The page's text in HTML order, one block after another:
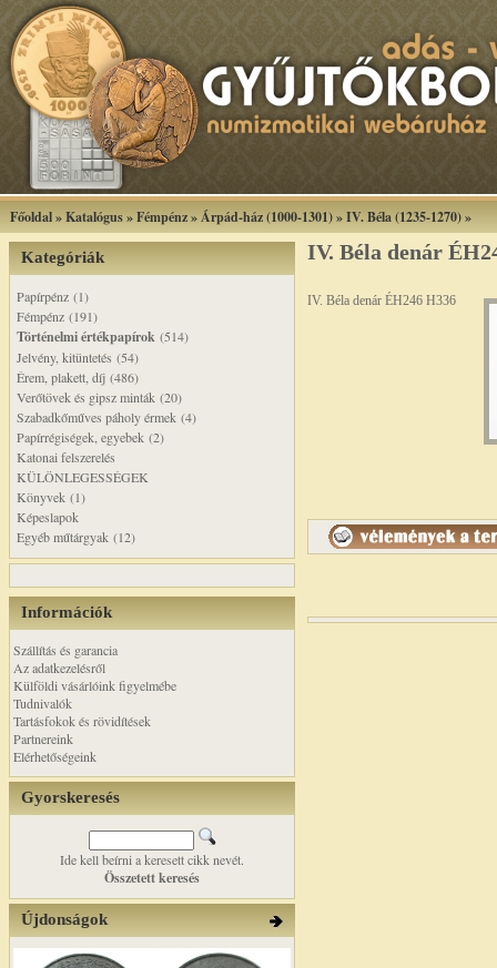
Főoldal»Katalógus»Fémpénz»Árpád-ház (1000-1301)»IV. Béla (1235-1270)»
Kategóriák
Papírpénz (1)
Fémpénz (191)
Történelmi értékpapírok (514)
Jelvény, kitüntetés (54)
Érem, plakett, díj (486)
Verőtövek és gipsz minták (20)
Szabadkőműves páholy érmek (4)
Papírrégiségek, egyebek (2)
Katonai felszerelés
KÜLÖNLEGESSÉGEK
Könyvek (1)
Képeslapok
Egyéb műtárgyak (12)
Információk
Szállítás és garancia
Az adatkezelésről
Külföldi vásárlóink figyelmébe
Tudnivalók
Tartásfokok és rövidítések
Partnereink
Elérhetőségeink
Gyorskeresés
Ide kell beírni a keresett cikk nevét.
Összetett keresés
Újdonságok
IV. Béla denár
IV. Béla denár ÉH246 H336